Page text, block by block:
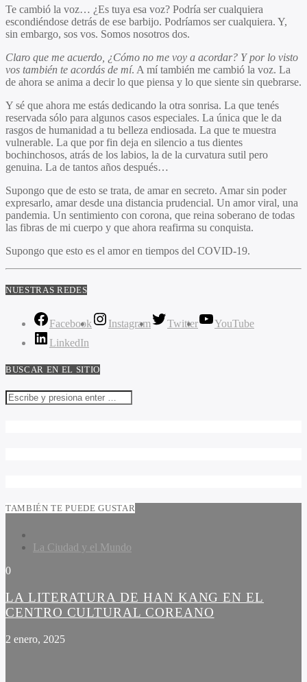
Te cambió la voz… ¿Es tuya esa voz? Podría ser cualquiera
escondiéndose detrás de ese barbijo. Podríamos ser cualquiera. Y,
sin embargo, sos vos. Somos nosotros dos.
Claro que me acuerdo, ¿Cómo no me voy a acordar? Y por lo visto
vos también te acordás de mí. A mí también me cambió la voz. La
de ahora se anima a decir lo que piensa y lo que siente sin quebrarse.
Y sé que ahora me estás dedicando la otra sonrisa. La que tenés
reservada sólo para algunos casos especiales. La única que le da
rasgos de humanidad a tu belleza endiosada. La que te muestra
vulnerable. La que por fin deja en silencio a tus dientes
bochinchosos, atrás de los labios, la de la curvatura sutil pero
genuina. La de tantos años después…
Supongo que de esto se trata, de amar en secreto. Amar sin poder
expresarlo, amar desde una distancia prudencial. Un amor viral, una
pandemia. Un sentimiento con corona, que reina soberano de todas
las fibras de mi cuerpo y que ahora reafirma su conquista.
Supongo que esto es el amor en tiempos del COVID-19.
NUESTRAS REDES
Facebook Instagram Twitter
YouTube
LinkedIn
BUSCAR EN EL SITIO
TAMBIÉN TE PUEDE GUSTAR
La Ciudad y el Mundo
0
LA LITERATURA DE HAN KANG EN EL
CENTRO CULTURAL COREANO
2 enero, 2025